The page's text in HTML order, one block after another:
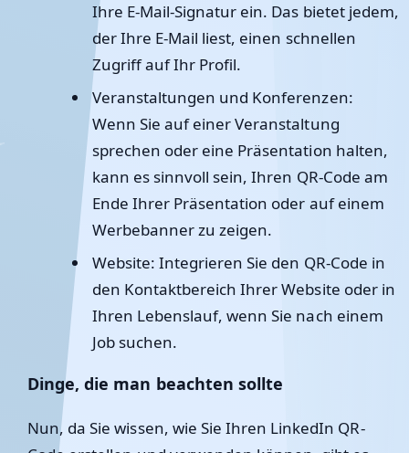
Ihre E-Mail-Signatur ein. Das bietet jedem,
der Ihre E-Mail liest, einen schnellen
Zugriff auf Ihr Profil.
Veranstaltungen und Konferenzen:
Wenn Sie auf einer Veranstaltung
sprechen oder eine Präsentation halten,
kann es sinnvoll sein, Ihren QR-Code am
Ende Ihrer Präsentation oder auf einem
Werbebanner zu zeigen.
Website: Integrieren Sie den QR-Code in
den Kontaktbereich Ihrer Website oder in
Ihren Lebenslauf, wenn Sie nach einem
Job suchen.
Dinge, die man beachten sollte
Nun, da Sie wissen, wie Sie Ihren LinkedIn QR-